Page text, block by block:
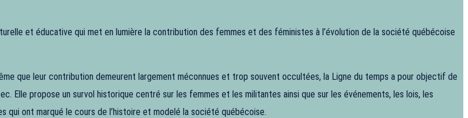
et éducative qui met en lumière la contribution des femmes et des féministes à l’évolution de la société québécoise
que leur contribution demeurent largement méconnues et trop souvent occultées, la Ligne du temps a pour objectif de
Elle propose un survol historique centré sur les femmes et les militantes ainsi que sur les événements, les lois, les
ont marqué le cours de l’histoire et modelé la société québécoise.